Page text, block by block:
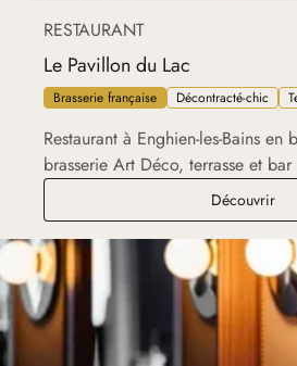
RESTAURANT
Le Pavillon du Lac
Brasserie française Décontracté-chic
Restaurant à Enghien-les-Bains
brasserie Art Déco, terrasse et bar
DécouvrirLe